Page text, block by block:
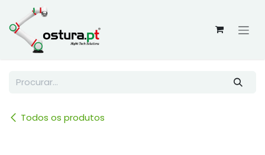
Skip to Content
Todos os produtos